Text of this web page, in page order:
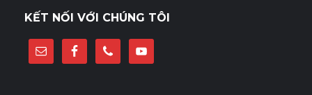
KẾT NỐI VỚI CHÚNG TÔI